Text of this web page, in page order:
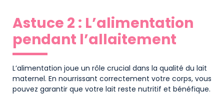
Astuce 2 : L’alimentation
pendant l’allaitement
L’alimentation joue un rôle crucial dans la qualité du lait
maternel. En nourrissant correctement votre corps, vous
pouvez garantir que votre lait reste nutritif et bénéfique.